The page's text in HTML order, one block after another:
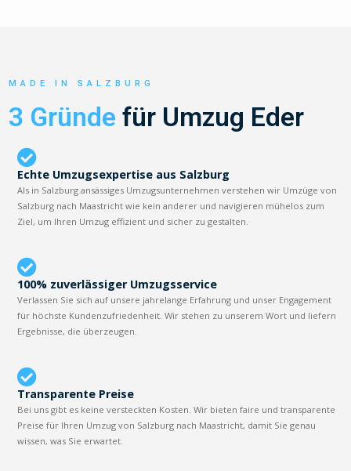
MADE IN SALZBURG
3 Gründe für Umzug Eder
Echte Umzugsexpertise aus Salzburg
Als in Salzburg ansässiges Umzugsunternehmen verstehen wir Umzüge von
Salzburg nach Maastricht wie kein anderer und navigieren mühelos zum
Ziel, um Ihren Umzug effizient und sicher zu gestalten.
100% zuverlässiger Umzugsservice
Verlassen Sie sich auf unsere jahrelange Erfahrung und unser Engagement
für höchste Kundenzufriedenheit. Wir stehen zu unserem Wort und liefern
Ergebnisse, die überzeugen.
Transparente Preise
Bei uns gibt es keine versteckten Kosten. Wir bieten faire und transparente
Preise für Ihren Umzug von Salzburg nach Maastricht, damit Sie genau
wissen, was Sie erwartet.